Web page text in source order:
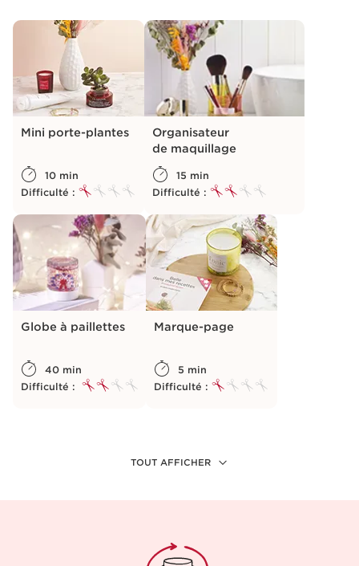
Ordre alphabétique (Z > A)
Niveau (débutant à expert)
Temps (court à long)
Mini porte-plantes
10 min
Difficulté :
Organisateur
de maquillage
15 min
Difficulté :
Globe à paillettes
40 min
Difficulté :
Marque-page
5 min
Difficulté :
TOUT AFFICHER